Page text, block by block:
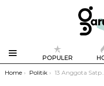
POPULER
You are here:
Home Politik 13 Anggota Satpol PP Garut Kembali Bekerja Setelah Diskors